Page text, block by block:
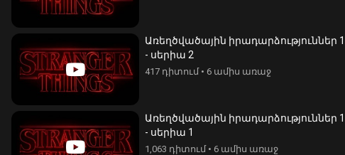
Առեղծվածային իրադարձություններ 1
- սերիա 2
417 դիտում• 6 ամիս առաջ
Առեղծվածային իրադարձություններ 1
- սերիա 1
1,063 դիտում• 6 ամիս առաջ